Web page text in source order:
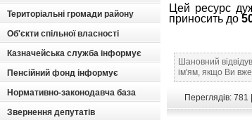
Територіальні громади району
Об'єкти спільної власності
Казначейська служба інформує
Пенсійний фонд інформує
Нормативно-законодавча база
Звернення депутатів
Цей ресурс
приносить до
Шановний
ім'ям, якщо Ви вже
Переглядів: